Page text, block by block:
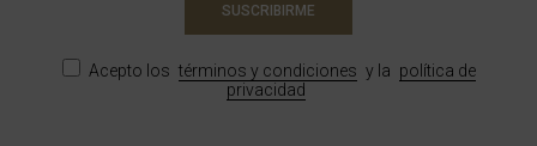
SUSCRIBIRME
Acepto los términos y condiciones y la política de
privacidad